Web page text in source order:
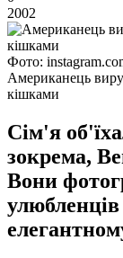
2002
Фото:
Американець
кішками
Сім'я
зокрема,
Вони